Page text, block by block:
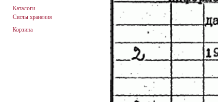
Каталоги
Сиглы хранения
Корзина